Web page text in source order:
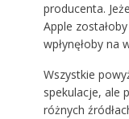
producenta.
Apple
wpłynęłoby na
Wszystkie
spekulacje, ale
różnych